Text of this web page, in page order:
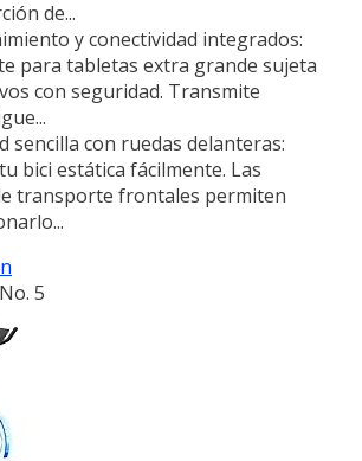
de...
y conectividad integrados:
para tabletas extra grande sujeta
con seguridad. Transmite
sencilla con ruedas delanteras:
bici estática fácilmente. Las
transporte frontales permiten
5